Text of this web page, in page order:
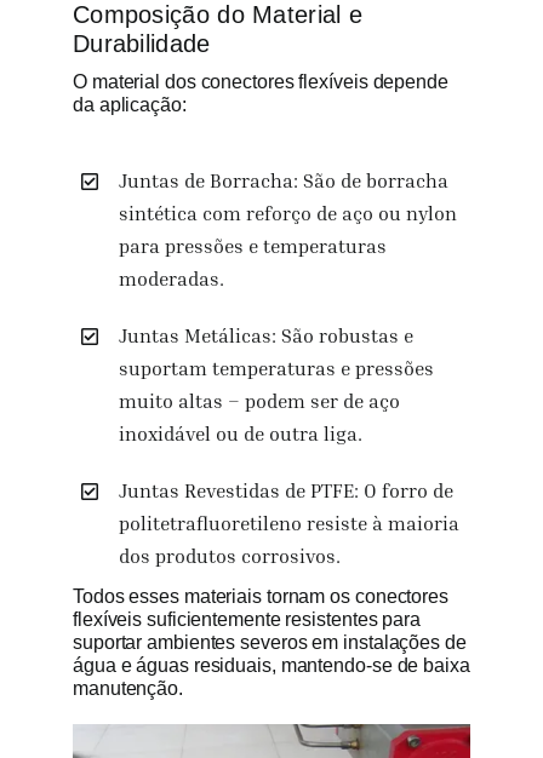
Composição do Material e
Durabilidade
O material dos conectores flexíveis depende
da aplicação:
Juntas de Borracha: São de borracha
sintética com reforço de aço ou nylon
para pressões e temperaturas
moderadas.
Juntas Metálicas: São robustas e
suportam temperaturas e pressões
muito altas – podem ser de aço
inoxidável ou de outra liga.
Juntas Revestidas de PTFE: O forro de
politetrafluoretileno resiste à maioria
dos produtos corrosivos.
Todos esses materiais tornam os conectores
flexíveis suficientemente resistentes para
suportar ambientes severos em instalações de
água e águas residuais, mantendo-se de baixa
manutenção.